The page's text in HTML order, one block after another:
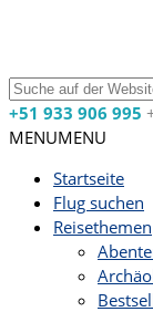
+51 933 906 995
MENUMENU
Startseite
Flug suchen
Reisethemen